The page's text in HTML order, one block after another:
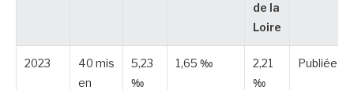
de la
Loire
2023
40 mis
en
5,23
‰
1,65 ‰
2,21
‰
Publiée